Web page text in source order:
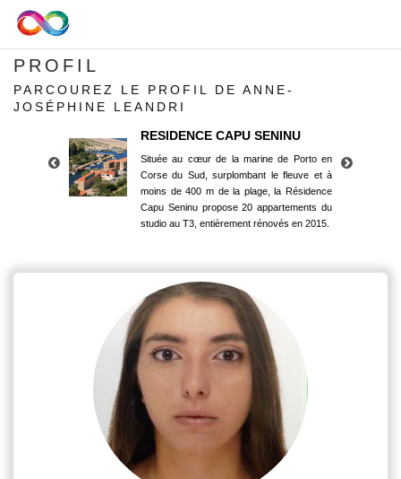
PROFIL
PARCOUREZ LE PROFIL DE ANNE-
JOSÉPHINE LEANDRI
RESIDENCE CAPU SENINU
Située au cœur de la marine de Porto en
Corse du Sud, surplombant le fleuve et à
moins de 400 m de la plage, la Résidence
Capu Seninu propose 20 appartements du
studio au T3, entièrement rénovés en 2015.
Corse du Sud, surplombant le fleuve et à
moins de 400 m de la plage, la Résidence
Capu Seninu propose 20 appartements du
studio au T3, entièrement rénovés en 2015.